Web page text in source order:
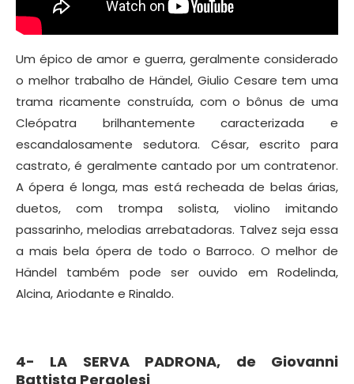
Um épico de amor e guerra, geralmente considerado
o melhor trabalho de Händel, Giulio Cesare tem uma
trama ricamente construída, com o bônus de uma
Cleópatra brilhantemente caracterizada e
escandalosamente sedutora. César, escrito para
castrato, é geralmente cantado por um contratenor.
A ópera é longa, mas está recheada de belas árias,
duetos, com trompa solista, violino imitando
passarinho, melodias arrebatadoras. Talvez seja essa
a mais bela ópera de todo o Barroco. O melhor de
Händel também pode ser ouvido em Rodelinda,
Alcina, Ariodante e Rinaldo.
4- LA SERVA PADRONA, de Giovanni
Battista Pergolesi